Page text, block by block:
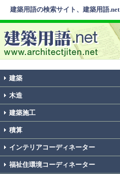
建築用語の検索サイト、建築用語.net
建築
木造
建築施工
積算
インテリアコーディネーター
福祉住環境コーディネーター